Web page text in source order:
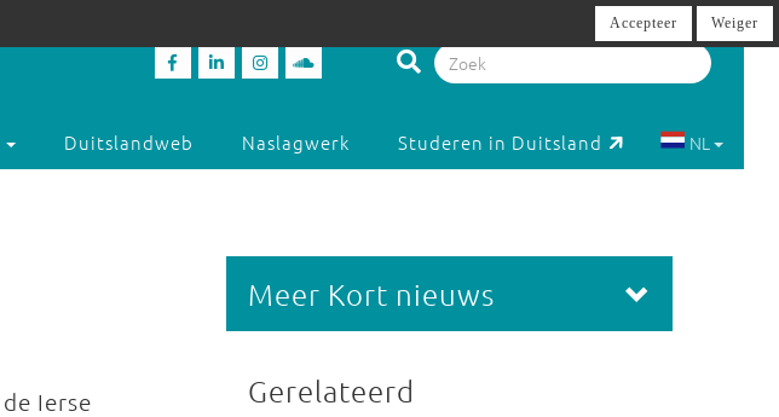
Duitslandweb Naslagwerk Studeren in Duitsland NL
Ierse
Meer Kort nieuws
Gerelateerd
Accepteer Weiger